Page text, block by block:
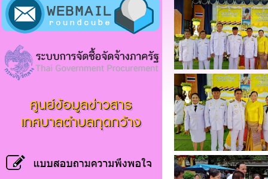
ศูนย์ข้อมูลข่าวสาร
เทศบาลตำบลกุดกว้าง